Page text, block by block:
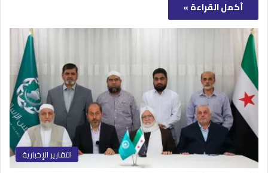
أكمل القراءة »
التقارير الإخبارية